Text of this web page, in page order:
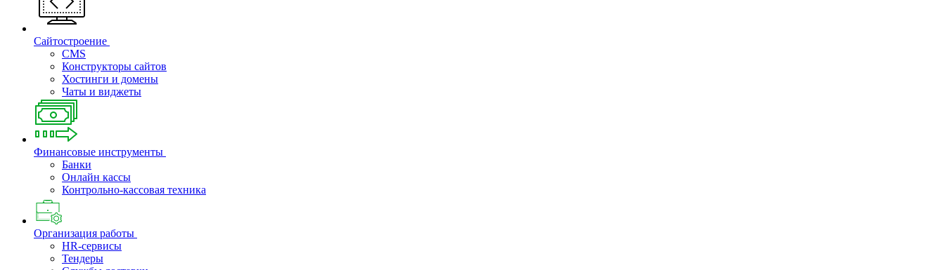
Сайтостроение
CMS
Конструкторы сайтов
Хостинги и домены
Чаты и виджеты
Финансовые инструменты
Банки
Онлайн кассы
Контрольно-кассовая техника
Организация работы
HR-сервисы
Тендеры